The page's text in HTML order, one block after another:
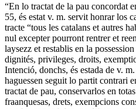
“En lo tractat de la pau concordat
55, és estat v. m. servit honrar los
tracte “tous les catalans et autres
nul excepter pourront rentrer et
laysezz et restablis en la
dignités, privileges, droits,
Intenció, donchs, és estada de v.
haguessen seguit lo partit contrari
tractat de pau, conservarlos en
fraanquesas, drets, exempcions